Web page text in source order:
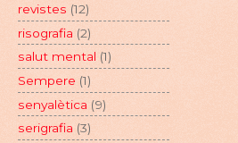
revistes (12)
risografia (2)
salut mental (1)
Sempere (1)
senyalètica (9)
serigrafia (3)